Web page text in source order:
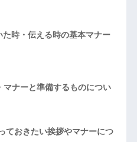
た時・伝える時の基本マナー
ナーと準備するものについ
ておきたい挨拶やマナーにつ